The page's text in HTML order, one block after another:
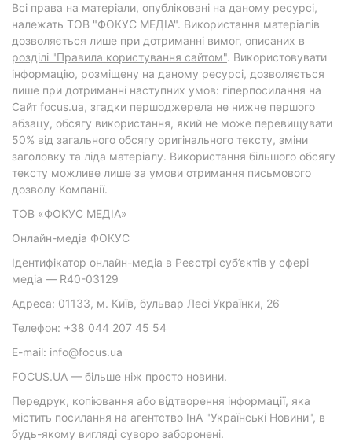
Всі права на матеріали, опубліковані на даному ресурсі,
належать ТОВ "ФОКУС МЕДІА". Використання матеріалів
дозволяється лише при дотриманні вимог, описаних в
розділі "Правила користування сайтом". Використовувати
інформацію, розміщену на даному ресурсі, дозволяється
лише при дотриманні наступних умов: гіперпосилання на
Cайт focus.ua, згадки першоджерела не нижче першого
абзацу, обсягу використання, який не може перевищувати
50% від загального обсягу оригінального тексту, зміни
заголовку та ліда матеріалу. Використання більшого обсягу
тексту можливе лише за умови отримання письмового
дозволу Компанії.
ТОВ «ФОКУС МЕДІА»
Онлайн-медіа ФОКУС
Ідентифікатор онлайн-медіа в Реєстрі суб’єктів у сфері
медіа — R40-03129
Адреса: 01133, м. Київ, бульвар Лесі Українки, 26
Телефон: +38 044 207 45 54
E-mail: info@focus.ua
FOCUS.UA — більше ніж просто новини.
Передрук, копіювання або відтворення інформації, яка
містить посилання на агентство ІнА "Українські Новини", в
будь-якому вигляді суворо заборонені.